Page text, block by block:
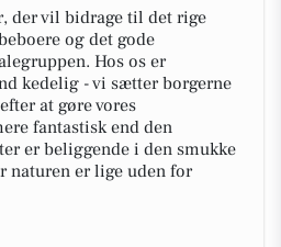
der vil bidrage til det rige
og det gode
Hos os er
kedelig - vi sætter borgerne
at gøre vores
fantastisk end den
er beliggende i den smukke
naturen er lige uden for